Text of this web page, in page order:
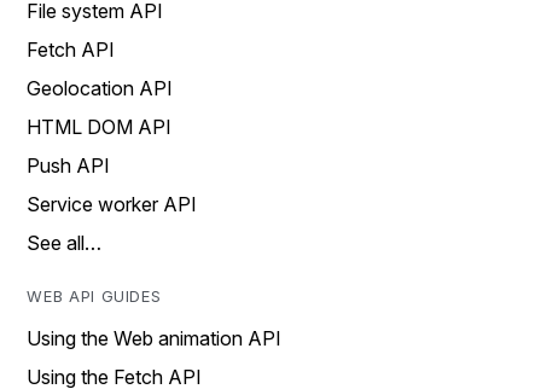
File system API
Fetch API
Geolocation API
HTML DOM API
Push API
Service worker API
See all…
WEB API GUIDES
Using the Web animation API
Using the Fetch API